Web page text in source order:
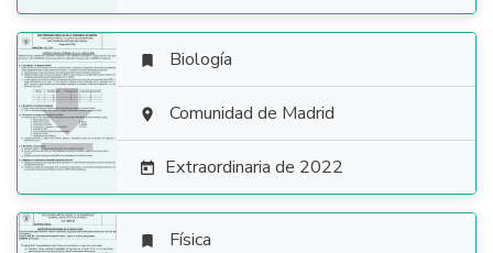

 Biología
 Comunidad de Madrid
 Extraordinaria de 2022
 Física